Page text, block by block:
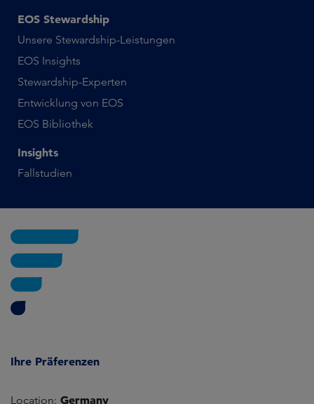
EOS Stewardship
Unsere Stewardship-Leistungen
EOS Insights
Stewardship-Experten
Entwicklung von EOS
EOS Bibliothek
Insights
Fallstudien
Ihre Präferenzen
Location: Germany